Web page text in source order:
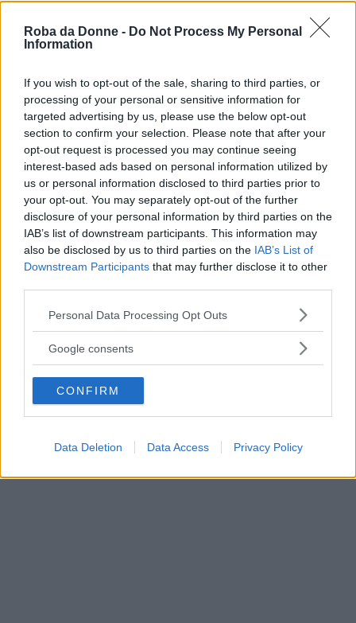
Roba da Donne - Do Not Process My Personal
Information
If you wish to opt-out of the sale, sharing to third parties, or
processing of your personal or sensitive information for
targeted advertising by us, please use the below opt-out
section to confirm your selection. Please note that after your
opt-out request is processed you may continue seeing
interest-based ads based on personal information utilized by
us or personal information disclosed to third parties prior to
your opt-out. You may separately opt-out of the further
disclosure of your personal information by third parties on the
IAB’s list of downstream participants. This information may
also be disclosed by us to third parties on the IAB’s List of
Downstream Participants that may further disclose it to other
Please note that this website/app uses one or more Google
not limited to your visit or usage behaviour. You may click to
use your data for below specified purposes in below Google
consent section.
Personal Data Processing Opt Outs
Google consents
CONFIRM
Data Deletion Data Access Privacy Policy
Curiosità
Perché anche il Grande Fratello Vip 2018
è ciò di cui non abbiamo bisogno